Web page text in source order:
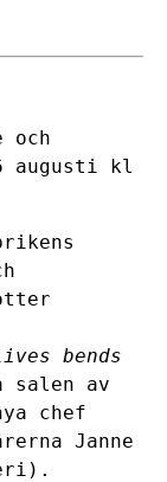
och
augusti kl
bends
av
chef
Janne